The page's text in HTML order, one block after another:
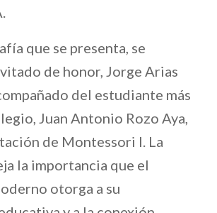
que se presenta, se
de honor, Jorge Arias
del estudiante más
Juan Antonio Rozo Aya,
de Montessori I. La
la importancia que el
otorga a su